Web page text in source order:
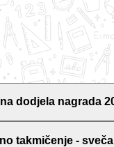
dodjela nagrada
takmičenje -